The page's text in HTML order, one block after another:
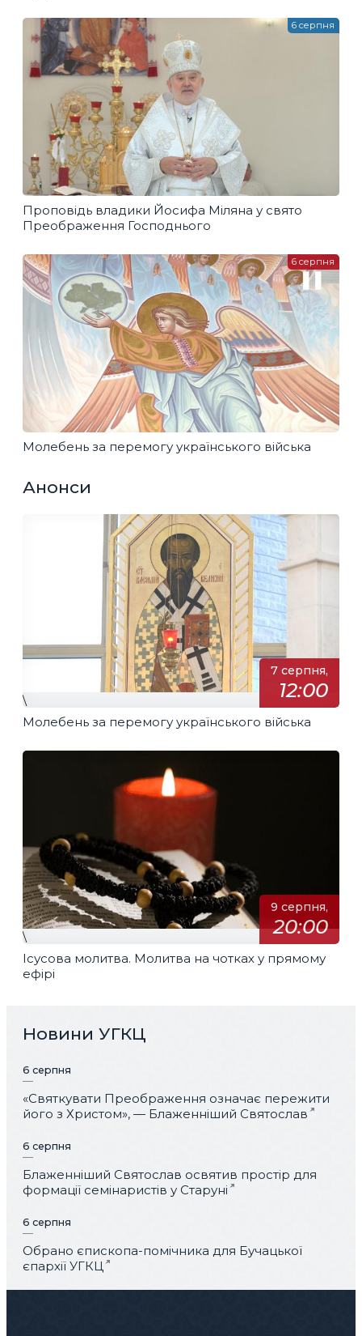
Проповідь владики Йосифа Міляна у свято
Преображення Господнього
6 серпня
Молебень за перемогу українського війська
6 серпня
Анонси
7 серпня,
12:00
\
Молебень за перемогу українського війська
9 серпня,
20:00
\
Ісусова молитва. Молитва на чотках у прямому
ефірі
Новини УГКЦ
6 серпня
«Святкувати Преображення означає пережити
його з Христом», — Блаженніший Святослав
6 серпня
Блаженніший Святослав освятив простір для
формації семінаристів у Старуні
6 серпня
Обрано єпископа-помічника для Бучацької
єпархії УГКЦ